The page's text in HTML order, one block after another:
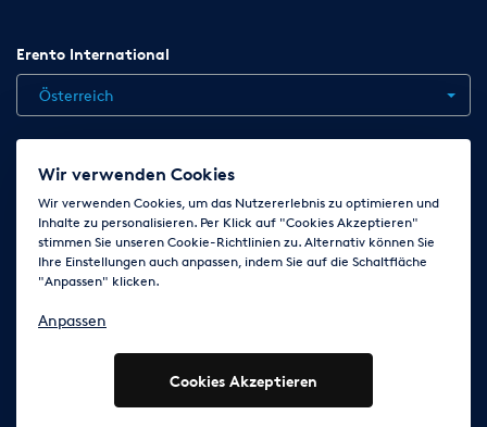
Erento International
Österreich
Jobs Kontakt News
AGB
Impressum Cookie-Einstellungen ändern
Folge uns auf
© 2003 - 2026 Erento Campanda GmbH - Alle Rechte
Wir verwenden Cookies
Wir verwenden Cookies, um das Nutzererlebnis zu optimieren und
Inhalte zu personalisieren. Per Klick auf "Cookies Akzeptieren"
stimmen Sie unseren Cookie-Richtlinien zu. Alternativ können Sie
Ihre Einstellungen auch anpassen, indem Sie auf die Schaltfläche
"Anpassen" klicken.
Anpassen
Cookies Akzeptieren